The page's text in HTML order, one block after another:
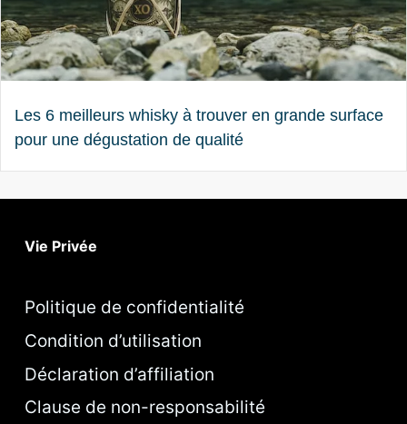
Les 6 meilleurs whisky à trouver en grande surface
pour une dégustation de qualité
Vie Privée
Politique de confidentialité
Condition d’utilisation
Déclaration d’affiliation
Clause de non-responsabilité